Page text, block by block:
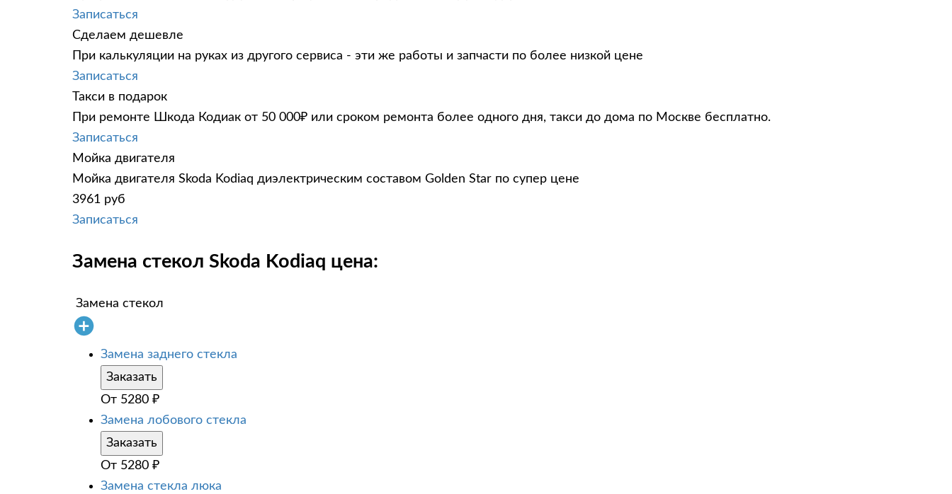
Записаться
Сделаем дешевле
При калькуляции на руках из другого сервиса - эти же работы и запчасти по более низкой цене
Записаться
Такси в подарок
При ремонте Шкода Кодиак от 50 000₽ или сроком ремонта более одного дня, такси до дома по Москве бесплатно.
Записаться
Мойка двигателя
Мойка двигателя Skoda Kodiaq диэлектрическим составом Golden Star по супер цене
3961 руб
Записаться
Замена стекол Skoda Kodiaq цена:
Замена стекол
Замена заднего стекла
Заказать
От 5280 ₽
Замена лобового стекла
Заказать
От 5280 ₽
Замена стекла люка